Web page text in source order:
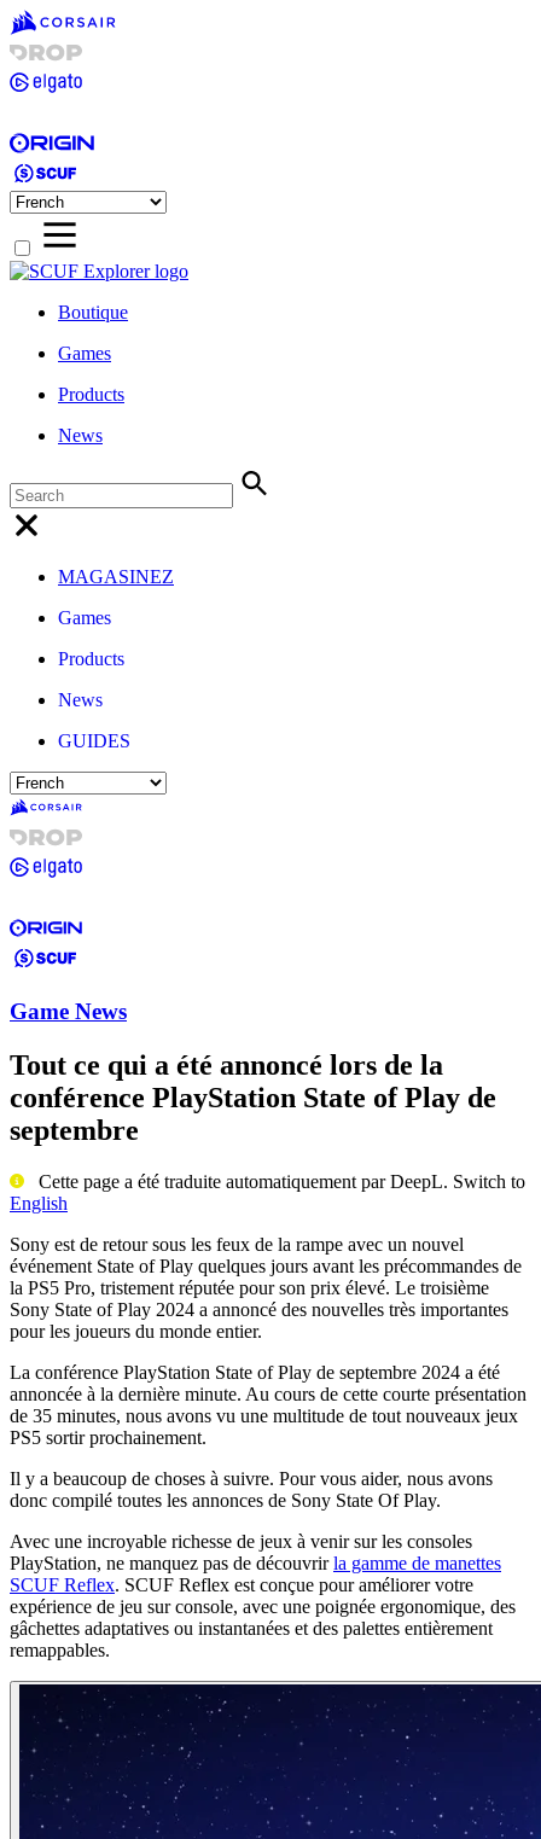
Boutique
Games
Products
News
MAGASINEZ
Games
Products
News
GUIDES
Game News
Tout ce qui a été annoncé lors de la
conférence PlayStation State of Play de
septembre
Cette page a été traduite automatiquement par DeepL. Switch to
English
Sony est de retour sous les feux de la rampe avec un nouvel
événement State of Play quelques jours avant les précommandes de
la PS5 Pro, tristement réputée pour son prix élevé. Le troisième
Sony State of Play 2024 a annoncé des nouvelles très importantes
pour les joueurs du monde entier.
La conférence PlayStation State of Play de septembre 2024 a été
annoncée à la dernière minute. Au cours de cette courte présentation
de 35 minutes, nous avons vu une multitude de tout nouveaux jeux
PS5 sortir prochainement.
Il y a beaucoup de choses à suivre. Pour vous aider, nous avons
donc compilé toutes les annonces de Sony State Of Play.
Avec une incroyable richesse de jeux à venir sur les consoles
PlayStation, ne manquez pas de découvrirla gamme de manettes
SCUF Reflex. SCUF Reflex est conçue pour améliorer votre
expérience de jeu sur console, avec une poignée ergonomique, des
gâchettes adaptatives ou instantanées et des palettes entièrement
remappables.